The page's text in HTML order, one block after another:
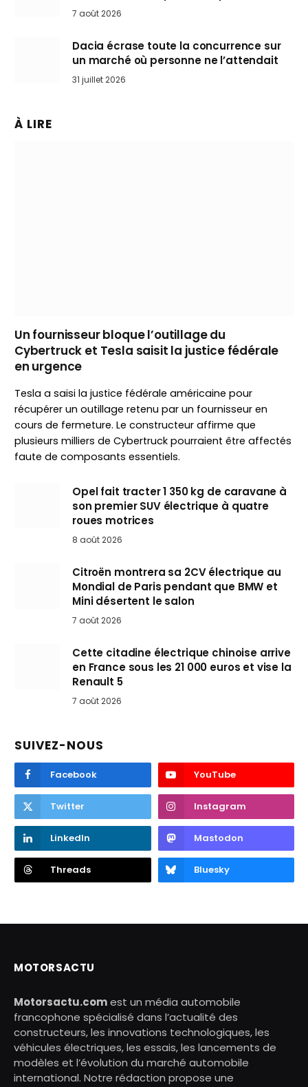
Mini désertent le salon
7 août 2026
Dacia écrase toute la concurrence sur
un marché où personne ne l’attendait
31 juillet 2026
À LIRE
Un fournisseur bloque l’outillage du
Cybertruck et Tesla saisit la justice fédérale
en urgence
Tesla a saisi la justice fédérale américaine pour
récupérer un outillage retenu par un fournisseur en
cours de fermeture. Le constructeur affirme que
plusieurs milliers de Cybertruck pourraient être affectés
faute de composants essentiels.
Opel fait tracter 1 350 kg de caravane à
son premier SUV électrique à quatre
roues motrices
8 août 2026
Citroën montrera sa 2CV électrique au
Mondial de Paris pendant que BMW et
Mini désertent le salon
7 août 2026
Cette citadine électrique chinoise arrive
en France sous les 21 000 euros et vise la
Renault 5
7 août 2026
SUIVEZ-NOUS
Facebook YouTube
Twitter Instagram
LinkedIn Mastodon
Threads Bluesky
MOTORSACTU
Motorsactu.comest un média automobile
francophone spécialisé dans l’actualité des
constructeurs, les innovations technologiques, les
véhicules électriques, les essais, les lancements de
modèles et l’évolution du marché automobile
international. Notre rédaction propose une